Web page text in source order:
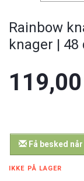
Rainbow
knager | 48
Få besked
IKKE PÅ LAGER